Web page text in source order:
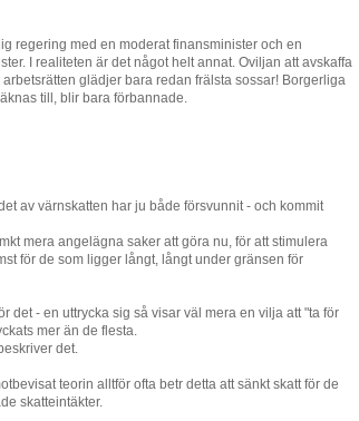
regering med en moderat finansminister och en
I realiteten är det något helt annat. Oviljan att avskaffa
glädjer bara redan frälsta sossar! Borgerliga
till, blir bara förbannade.
av värnskatten har ju både försvunnit - och kommit
mera angelägna saker att göra nu, för att stimulera
för de som ligger långt, långt under gränsen för
det - en uttrycka sig så visar väl mera en vilja att "ta för
mer än de flesta.
det.
teorin alltför ofta betr detta att sänkt skatt för de
skatteintäkter.